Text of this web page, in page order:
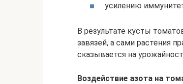
усилению
В результате кусты
завязей, а сами растения
сказывается на
Воздействие азота на